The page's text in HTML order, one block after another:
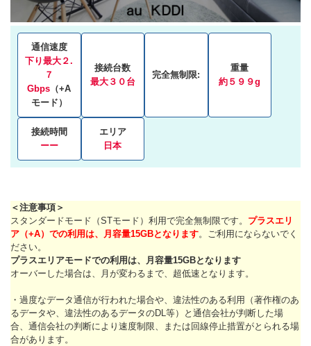
通信速度
下り最大２.
７
Gbps （+A
モード）
接続台数
最大３０台
完全無制限:
重量
約５９９g
接続時間
ーー
エリア
日本
＜注意事項＞
スタンダードモード（STモード）利用で完全無制限です。 プラスエリ
ア（+A）での利用は、月容量15GBとなります。ご利用にならないでく
ださい。
プラスエリアモードでの利用は、月容量15GBとなります
オーバーした場合は、月が変わるまで、超低速となります。
・過度なデータ通信が行われた場合や、違法性のある利用（著作権のあ
るデータや、違法性のあるデータのDL等）と通信会社が判断した場
合、通信会社の判断により速度制限、または回線停止措置がとられる場
合があります。